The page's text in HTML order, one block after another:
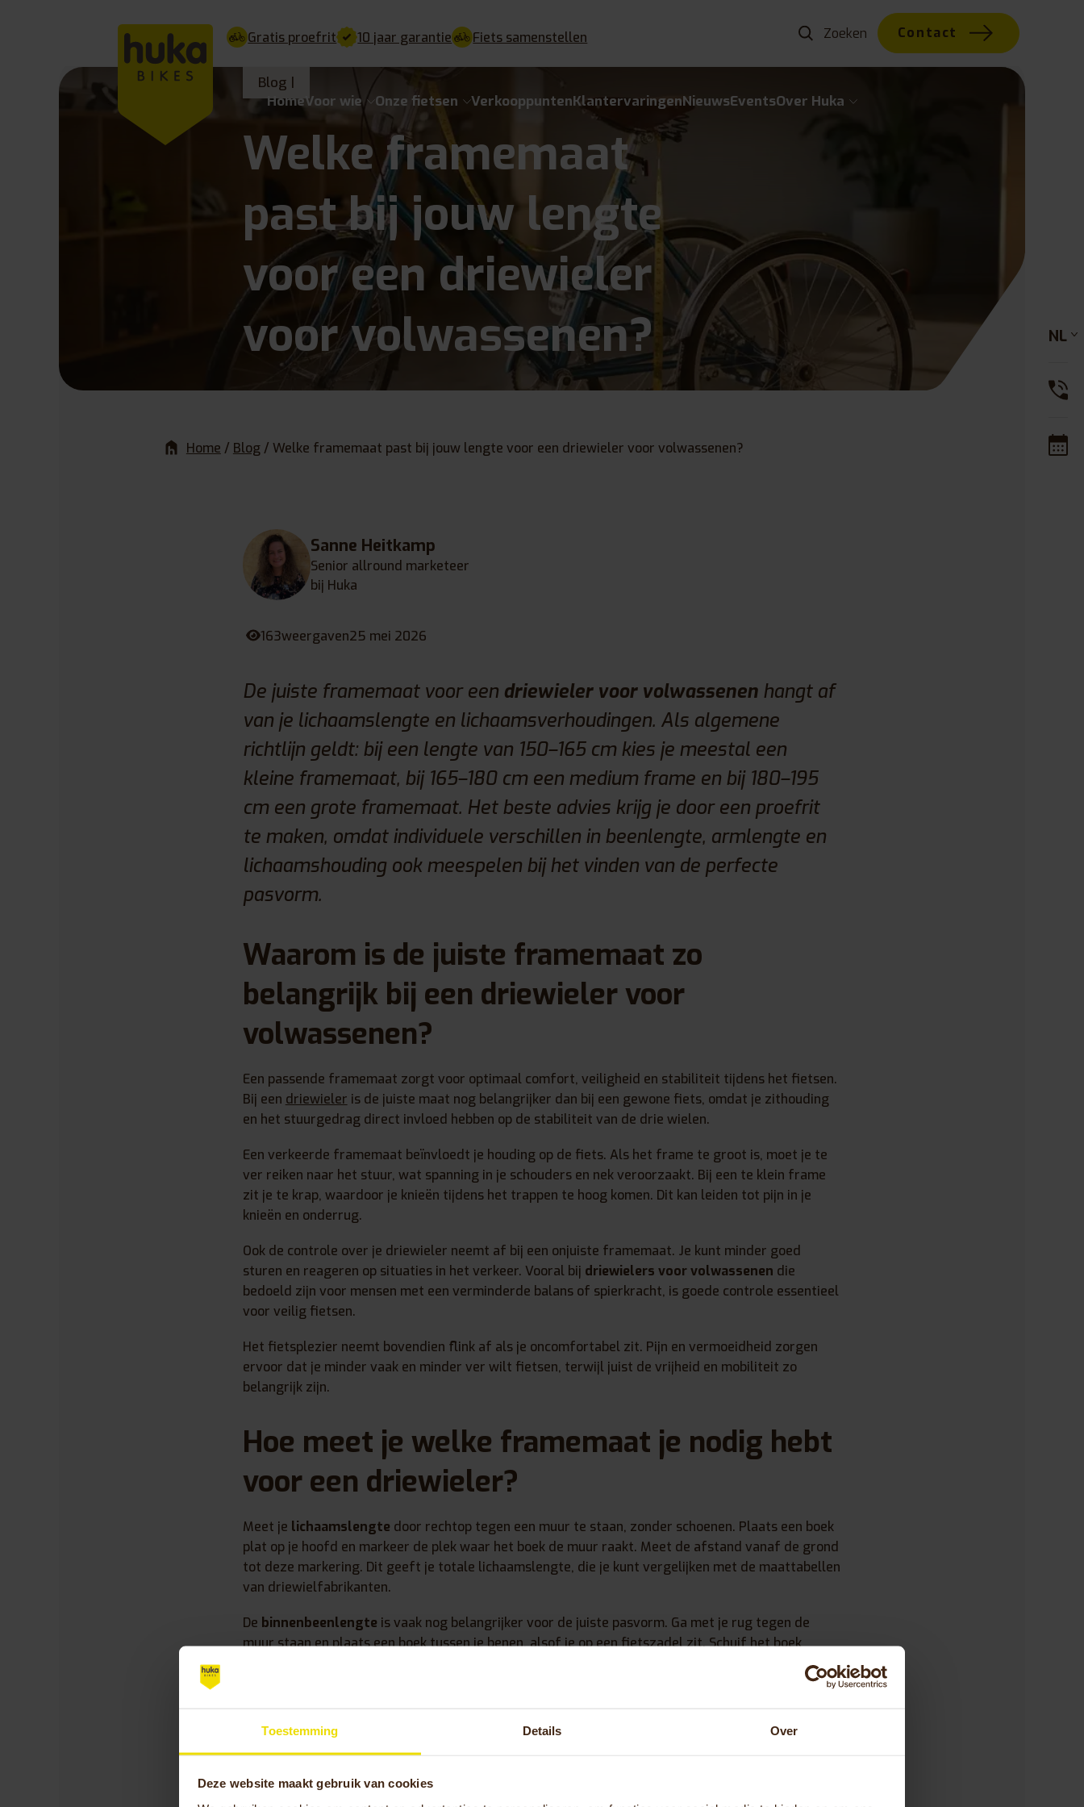
Toestemming Details Over
Deze website maakt gebruik van cookies
Gratis proefrit 10 jaar garantie Fiets samenstellen Contact
HomeVoor wie Onze fietsen VerkooppuntenKlantervaringenNieuwsEventsOver Huka
Blog |
Welke framemaat
past bij jouw lengte
voor een driewieler
voor volwassenen?
Home / Blog/ Welke framemaat past bij jouw lengte voor een driewieler voor volwassenen?
Sanne Heitkamp
Senior allround marketeer
bij Huka
163weergaven25 mei 2026
De juiste framemaat voor een driewieler voor volwassenenhangt af
van je lichaamslengte en lichaamsverhoudingen. Als algemene
richtlijn geldt: bij een lengte van 150–165 cm kies je meestal een
kleine framemaat, bij 165–180 cm een medium frame en bij 180–195
cm een grote framemaat. Het beste advies krijg je door een proefrit
te maken, omdat individuele verschillen in beenlengte, armlengte en
lichaamshouding ook meespelen bij het vinden van de perfecte
pasvorm.
Waarom is de juiste framemaat zo
belangrijk bij een driewieler voor
volwassenen?
Een passende framemaat zorgt voor optimaal comfort, veiligheid en stabiliteit tijdens het fietsen.
Bij een driewieler is de juiste maat nog belangrijker dan bij een gewone fiets, omdat je zithouding
en het stuurgedrag direct invloed hebben op de stabiliteit van de drie wielen.
Een verkeerde framemaat beïnvloedt je houding op de fiets. Als het frame te groot is, moet je te
ver reiken naar het stuur, wat spanning in je schouders en nek veroorzaakt. Bij een te klein frame
zit je te krap, waardoor je knieën tijdens het trappen te hoog komen. Dit kan leiden tot pijn in je
knieën en onderrug.
Ook de controle over je driewieler neemt af bij een onjuiste framemaat. Je kunt minder goed
sturen en reageren op situaties in het verkeer. Vooral bij driewielers voor volwassenen die
bedoeld zijn voor mensen met een verminderde balans of spierkracht, is goede controle essentieel
voor veilig fietsen.
Het fietsplezier neemt bovendien flink af als je oncomfortabel zit. Pijn en vermoeidheid zorgen
ervoor dat je minder vaak en minder ver wilt fietsen, terwijl juist de vrijheid en mobiliteit zo
belangrijk zijn.
Hoe meet je welke framemaat je nodig hebt
voor een driewieler?
Meet je lichaamslengte door rechtop tegen een muur te staan, zonder schoenen. Plaats een boek
plat op je hoofd en markeer de plek waar het boek de muur raakt. Meet de afstand vanaf de grond
tot deze markering. Dit geeft je totale lichaamslengte, die je kunt vergelijken met de maattabellen
van driewielfabrikanten.
De binnenbeenlengte is vaak nog belangrijker voor de juiste pasvorm. Ga met je rug tegen de
muur staan en plaats een boek tussen je benen, alsof je op een fietszadel zit. Schuif het boek
comfortabel bereikbaar is. Strek je armen naar het stuur met een lichte buiging in je ellebogen. Je
schouders moeten ontspannen blijven en niet naar voren trekken.
Thuis meten geeft een goede indicatie, maar individuele lichaamsverhoudingen verschillen.
NL